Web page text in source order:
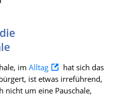
im Alltag
hat sich das
ist etwas irreführend,
nicht um eine Pauschale,